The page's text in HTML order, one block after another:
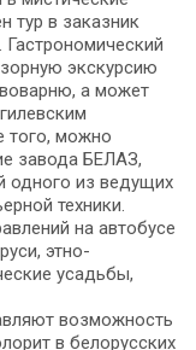
тур в заказник
экскурсию
а может
того, можно
завода БЕЛАЗ,
одного из ведущих
техники.
на автобусе
этно-
усадьбы,
возможность
в белорусских